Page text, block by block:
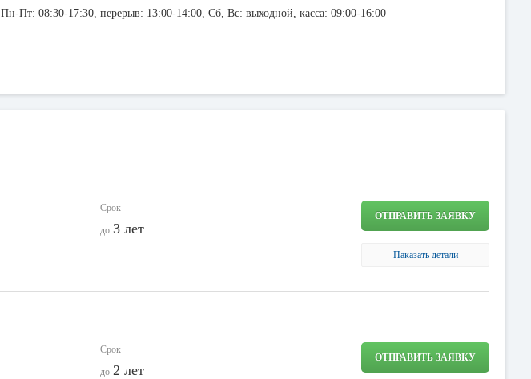
Пн-Пт: 08:30-17:30, перерыв: 13:00-14:00, Сб, Вс: выходной, касса: 09:00-16:00
Срок
до 3 лет
ОТПРАВИТЬ ЗАЯВКУ
Паказать детали
Срок
до 2 лет
ОТПРАВИТЬ ЗАЯВКУ